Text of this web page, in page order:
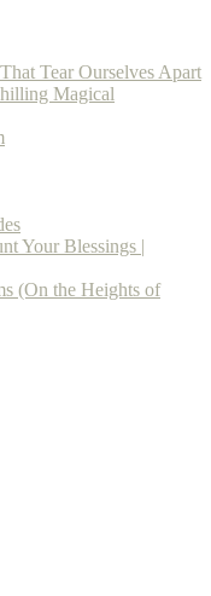
Tear Ourselves Apart
Magical
Your Blessings |
(On the Heights of